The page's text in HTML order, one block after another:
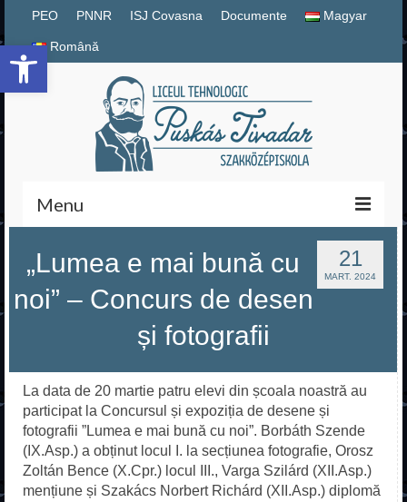
Deschide bara de unelte
PEO PNNR ISJ Covasna Documente Magyar
Română
Menu
Magyar
Română
Documente școlare
Acasă
Despre școală
Fundație
21
MART. 2024
„Lumea e mai bună cu
noi” – Concurs de desen
și fotografii
La data de 20 martie patru elevi din școala noastră au
participat la Concursul și expoziția de desene și
fotografii ”Lumea e mai bună cu noi”. Borbáth Szende
(IX.Asp.) a obținut locul I. la secțiunea fotografie, Orosz
Zoltán Bence (X.Cpr.) locul III., Varga Szilárd (XII.Asp.)
mențiune și Szakács Norbert Richárd (XII.Asp.) diplomă